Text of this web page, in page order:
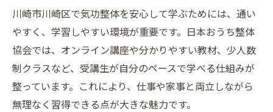
川崎市川崎区で気功整体を安心して学ぶためには、通い
やすく、学習しやすい環境が重要です。日本おうち整体
協会では、オンライン講座や分かりやすい教材、少人数
制クラスなど、受講生が自分のペースで学べる仕組みが
整っています。これにより、仕事や家事と両立しながら
無理なく習得できる点が大きな魅力です。